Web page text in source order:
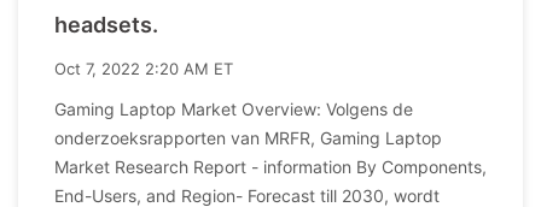
headsets.
Oct 7, 2022 2:20 AM ET
Gaming Laptop Market Overview: Volgens de
onderzoeksrapporten van MRFR, Gaming Laptop
Market Research Report - information By Components,
End-Users, and Region- Forecast till 2030, wordt